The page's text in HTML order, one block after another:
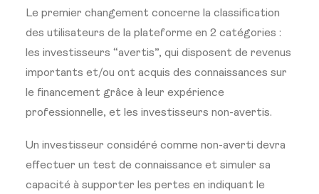
Le premier changement concerne la classification
des utilisateurs de la plateforme en 2 catégories :
les investisseurs “avertis”, qui disposent de revenus
importants et/ou ont acquis des connaissances sur
le financement grâce à leur expérience
professionnelle, et les investisseurs non-avertis.
Un investisseur considéré comme non-averti devra
effectuer un test de connaissance et simuler sa
capacité à supporter les pertes en indiquant le